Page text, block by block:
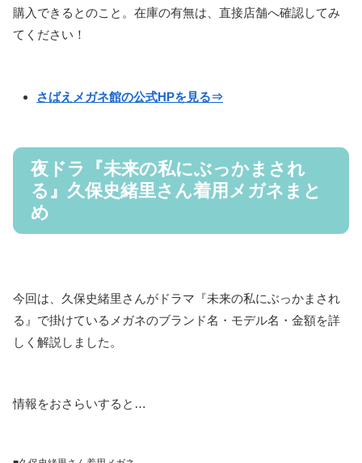
購入できるとのこと。在庫の有無は、直接店舗へ確認してみ
てください！
さばえメガネ館の公式HPを見る⇒
夜ドラ『未来の私にぶっかまされ
る』久保史緒里さん着用メガネまと
め
今回は、久保史緒里さんがドラマ『未来の私にぶっかまされ
る』で掛けているメガネのブランド名・モデル名・金額を詳
しく解説しました。
情報をおさらいすると…